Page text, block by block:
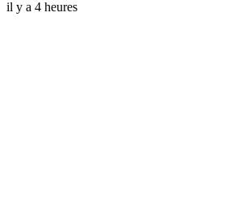
il y a 4 heures